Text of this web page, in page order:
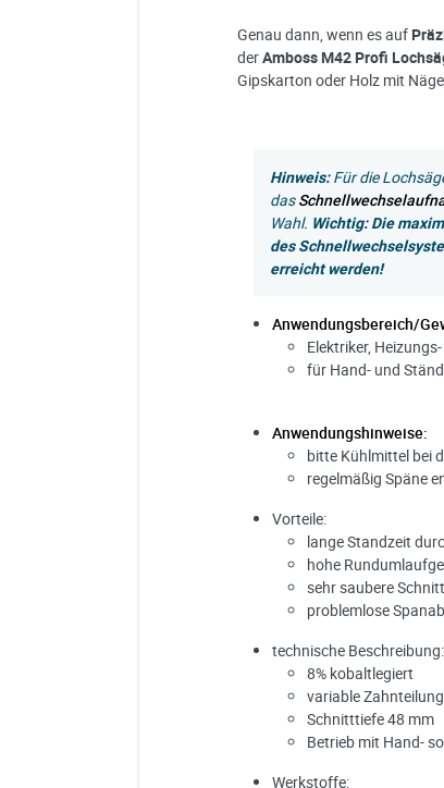
Genau dann, wenn es auf
derAmboss M42 Profi
Gipskarton oder Holz mit
Hinweis:Für die
das
Wahl. Wichtig: Die
des
erreicht werden!
Anwendungsbereich/
Elektriker,
für Hand- und
Anwendungshinweise:
bitte Kühlmittel bei
regelmäßig Späne
Vorteile:
lange Standzeit
hohe
sehr saubere
problemlose
technische Beschreibung:
8% kobaltlegiert
variable
Schnitttiefe 48 mm
Betrieb mit Hand-
Werkstoffe: